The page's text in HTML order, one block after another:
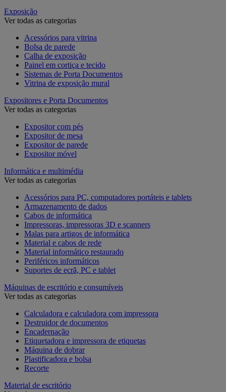
Exposição
Ver todas as categorias
Acessórios para vitrina
Bolsa de parede
Calha de exposição
Painel em cortiça e tecido
Sistemas de Porta Documentos
Vitrina de exposição mural
Expositores e Porta Documentos
Ver todas as categorias
Expositor com pés
Expositor de mesa
Expositor de parede
Expositor móvel
Informática e multimédia
Ver todas as categorias
Acessórios para PC, computadores portáteis e tablets
Armazenamento de dados
Cabos de informática
Impressoras, impressoras 3D e scanners
Malas para artigos de informática
Material e cabos de rede
Material informático restaurado
Periféricos informáticos
Suportes de ecrã, PC e tablet
Máquinas de escritório e consumíveis
Ver todas as categorias
Calculadora e calculadora com impressora
Destruidor de documentos
Encadernação
Etiquetadora e impressora de etiquetas
Máquina de dobrar
Plastificadora e bolsa
Recorte
Material de escritório